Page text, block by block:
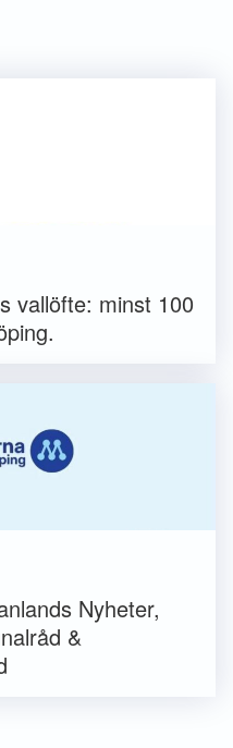
vallöfte: minst 100
Nyheter,
&